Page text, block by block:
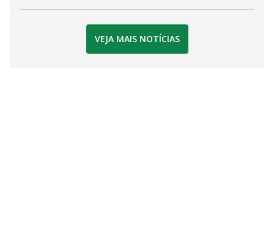
VEJA MAIS NOTÍCIAS